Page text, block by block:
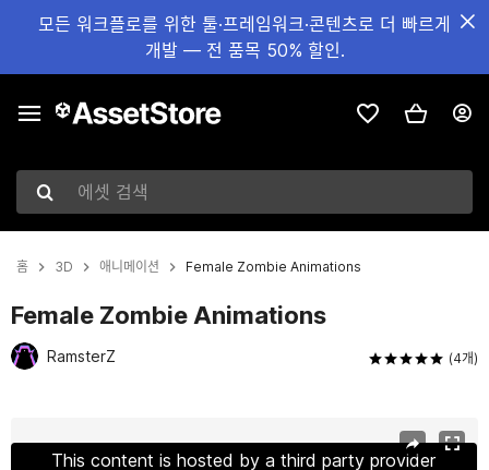
모든 워크플로를 위한 툴·프레임워크·콘텐츠로 더 빠르게
개발 — 전 품목 50% 할인.
에셋 검색
홈 3D 애니메이션 Female Zombie Animations
Female Zombie Animations
RamsterZ (4개)
This content is hosted by a third party provider